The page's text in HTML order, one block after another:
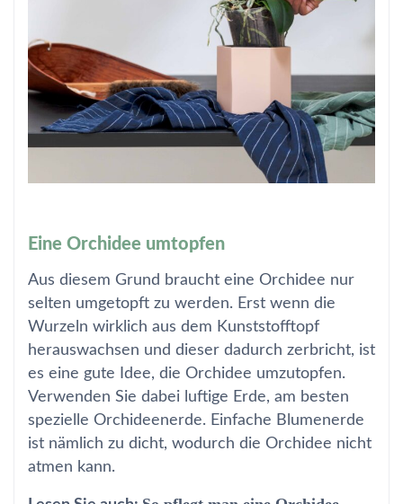
Eine Orchidee umtopfen
Aus diesem Grund braucht eine Orchidee nur
selten umgetopft zu werden. Erst wenn die
Wurzeln wirklich aus dem Kunststofftopf
herauswachsen und dieser dadurch zerbricht, ist
es eine gute Idee, die Orchidee umzutopfen.
Verwenden Sie dabei luftige Erde, am besten
spezielle Orchideenerde. Einfache Blumenerde
ist nämlich zu dicht, wodurch die Orchidee nicht
atmen kann.